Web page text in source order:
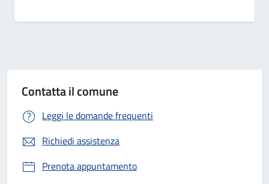
Contatta il comune
Leggi le domande frequenti
Richiedi assistenza
Prenota appuntamento